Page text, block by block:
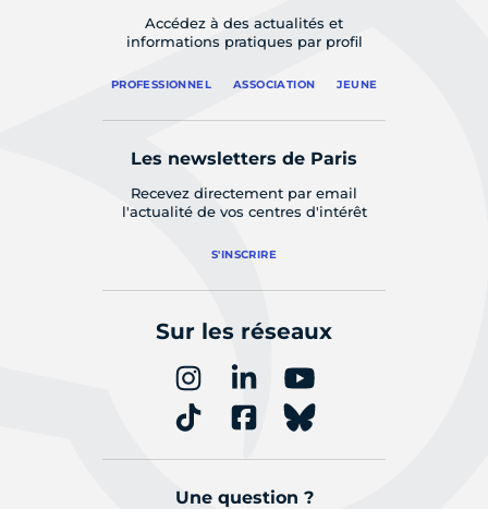
Accédez à des actualités et
informations pratiques par profil
PROFESSIONNEL ASSOCIATION JEUNE
Les newsletters de Paris
Recevez directement par email
l'actualité de vos centres d'intérêt
S'INSCRIRE
Sur les réseaux
Une question ?